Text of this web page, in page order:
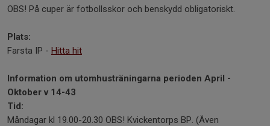
OBS! På cuper är fotbollsskor och benskydd obligatoriskt.
Plats:
Farsta IP - Hitta hit
Information om utomhusträningarna perioden April -
Oktober v 14-43
Tid:
Måndagar kl 19.00-20.30 OBS! Kvickentorps BP. (Även